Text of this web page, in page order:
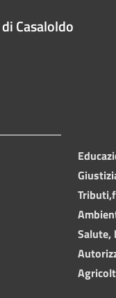
Casaloldo
Salute,